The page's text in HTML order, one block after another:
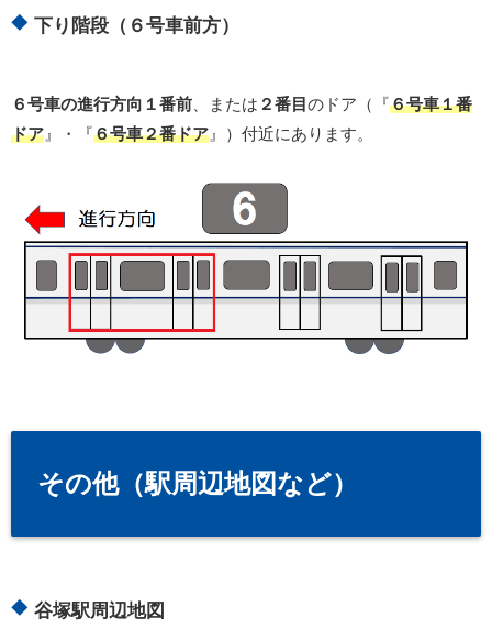
下り階段（６号車前方）
６号車の進行方向１番前 、または ２番目 のドア（『６号車１番
ドア 』・『６号車２番ドア 』）付近にあります。
その他（駅周辺地図など）
谷塚駅周辺地図